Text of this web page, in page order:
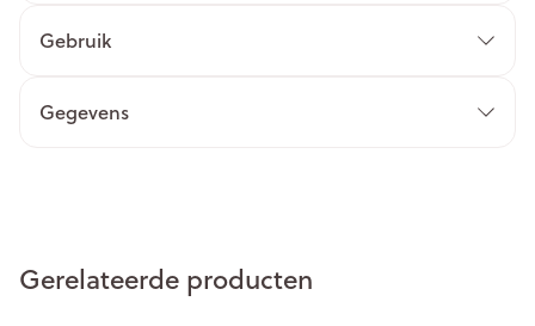
Gebruik
Gegevens
Gerelateerde producten